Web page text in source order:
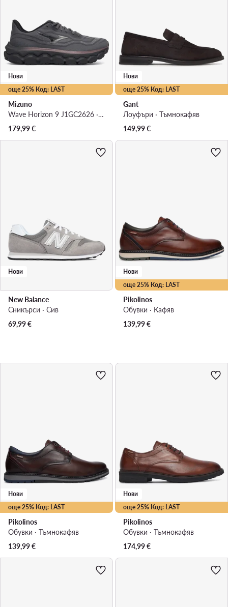
още 25% Код: LAST
Нови
Mizuno
Wave Horizon 9 J1GC2626 · Маратонки за бягане
179,99€
още 25% Код: LAST
Нови
Gant
Лоуфъри · Тъмнокафяв
149,99€
Нови
New Balance
Сникърси · Сив
69,99€
още 25% Код: LAST
Нови
Pikolinos
Обувки · Кафяв
139,99€
още 25% Код: LAST
Нови
Pikolinos
Обувки · Тъмнокафяв
139,99€
още 25% Код: LAST
Нови
Pikolinos
Обувки · Тъмнокафяв
174,99€